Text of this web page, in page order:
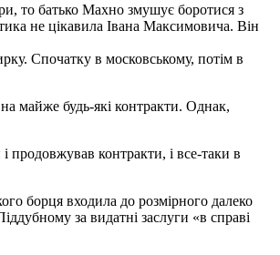
то батько Махно змушує боротися з
не цікавила Івана Максимовича. Він
Спочатку в московському, потім в
майже будь-які контракти. Однак,
контракти, і все-таки в
борця входила до розмірного далеко
за видатні заслуги «в справі